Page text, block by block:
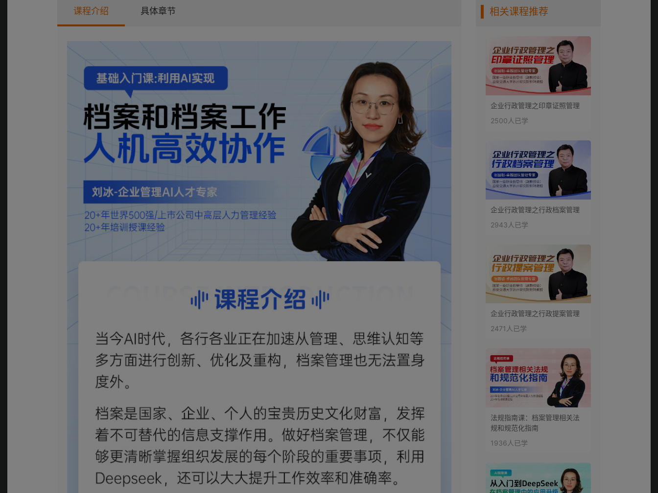
课程介绍 具体章节 相关课程推荐
企业行政管理之印章证照管理
2500人已学
企业行政管理之行政档案管理
2943人已学
企业行政管理之行政提案管理
2471人已学
法规指南课：档案管理相关法
规和规范化指南
1936人已学